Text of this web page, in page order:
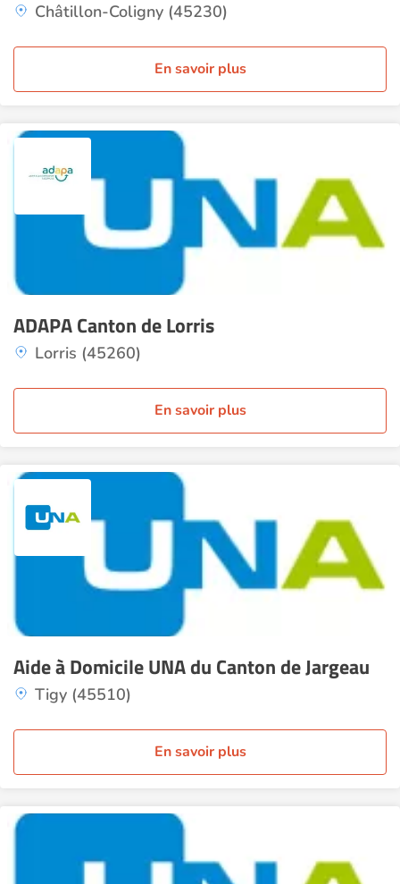
Châtillon-Coligny (45230)
En savoir plus
ADAPA Canton de Lorris
Lorris (45260)
En savoir plus
Aide à Domicile UNA du Canton de Jargeau
Tigy (45510)
En savoir plus